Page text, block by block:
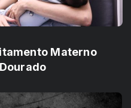
Materno